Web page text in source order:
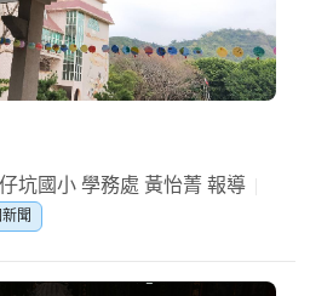
坑國小 學務處 黃怡菁 報導
聞